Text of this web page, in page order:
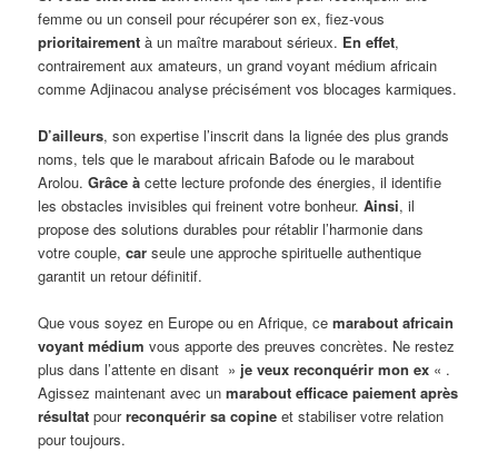
femme ou un conseil pour récupérer son ex, fiez-vous
prioritairement à un maître marabout sérieux. En effet,
contrairement aux amateurs, un grand voyant médium africain
comme Adjinacou analyse précisément vos blocages karmiques.
D’ailleurs, son expertise l’inscrit dans la lignée des plus grands
noms, tels que le marabout africain Bafode ou le marabout
Arolou.Grâce à cette lecture profonde des énergies, il identifie
les obstacles invisibles qui freinent votre bonheur.Ainsi, il
propose des solutions durables pour rétablir l’harmonie dans
votre couple,car seule une approche spirituelle authentique
garantit un retour définitif.
Que vous soyez en Europe ou en Afrique, cemarabout africain
voyant médium vous apporte des preuves concrètes. Ne restez
plus dans l’attente en disant » je veux reconquérir mon ex « .
Agissez maintenant avec unmarabout efficace paiement après
résultat pourreconquérir sa copine et stabiliser votre relation
pour toujours.